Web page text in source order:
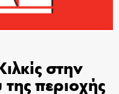
στην
περιοχής